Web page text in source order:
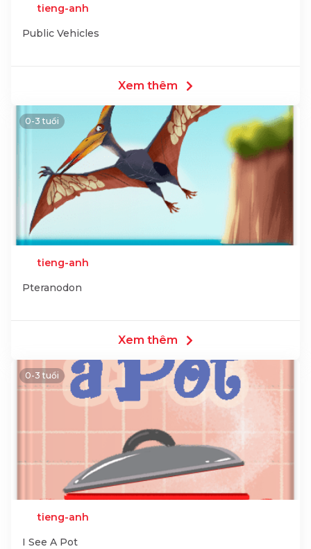
tieng-anh
Public Vehicles
Xem thêm
0-3 tuổi
tieng-anh
Pteranodon
Xem thêm
0-3 tuổi
tieng-anh
I See A Pot